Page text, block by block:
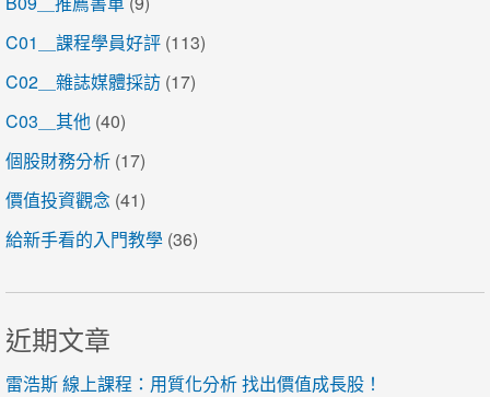
C01＿課程學員好評 (113)
C02＿雜誌媒體採訪 (17)
C03＿其他 (40)
個股財務分析 (17)
價值投資觀念 (41)
給新手看的入門教學 (36)
近期文章
雷浩斯 線上課程：用質化分析 找出價值成長股！